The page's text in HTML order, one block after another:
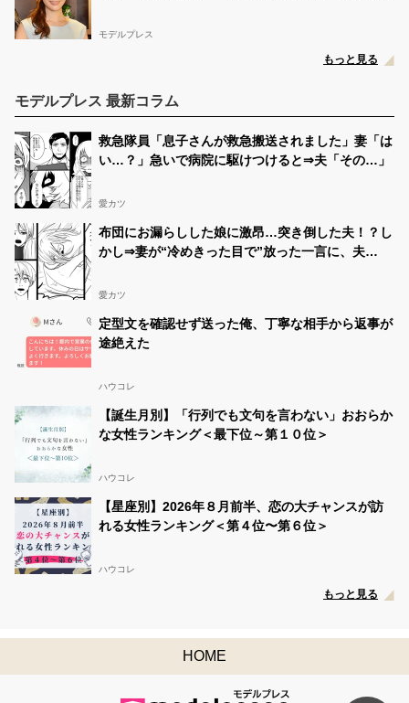
モデルプレス
もっと見る
モデルプレス 最新コラム
救急隊員「息子さんが救急搬送されました」妻「は
い…？」急いで病院に駆けつけると⇒夫「その…」
愛カツ
布団にお漏らしした娘に激昂…突き倒した夫！？し
かし⇒妻が“冷めきった目で”放った一言に、夫
愛カツ
定型文を確認せず送った俺、丁寧な相手から返事が
途絶えた
ハウコレ
【誕生月別】「行列でも文句を言わない」おおらか
な女性ランキング＜最下位～第１０位＞
ハウコレ
【星座別】2026年８月前半、恋の大チャンスが訪
れる女性ランキング＜第４位〜第６位＞
ハウコレ
もっと見る
HOME